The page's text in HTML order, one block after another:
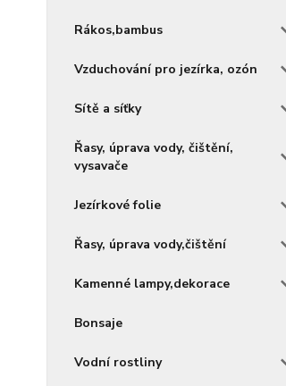
Rákos,bambus
Vzduchování pro jezírka, ozón
Sítě a síťky
Řasy, úprava vody, čištění,
vysavače
Jezírkové folie
Řasy, úprava vody,čištění
Kamenné lampy,dekorace
Bonsaje
Vodní rostliny